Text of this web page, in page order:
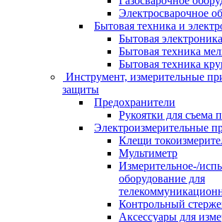
Электросварочное
Бытовая техника и
Бытовая электроника
Бытовая техника
Бытовая техника
Инструмент, измерительные
защиты
Предохранители
Рукоятки для съема
Электроизмерительные
Клещи
Мультиметр
Измерительное-/
оборудование для
Контрольный
Аксессуары для